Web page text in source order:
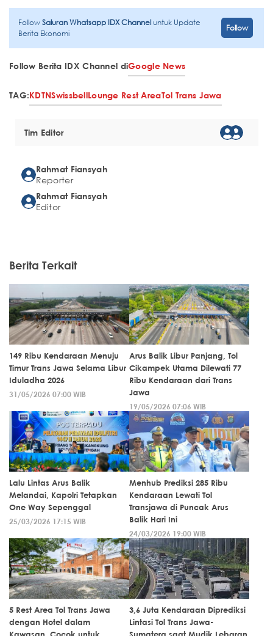
FollowSaluran Whatsapp IDX Channeluntuk Update
Berita Ekonomi
Follow
Follow Berita IDX Channel diGoogle News
TAG:KDTNSwissbellLounge Rest AreaTol Trans Jawa
Tim Editor
Rahmat Fiansyah
Reporter
Rahmat Fiansyah
Editor
Berita Terkait
149 Ribu Kendaraan Menuju
Timur Trans Jawa Selama Libur
Iduladha 2026
31/05/2026 07:00 WIB
Arus Balik Libur Panjang, Tol
Cikampek Utama Dilewati 77
Ribu Kendaraan dari Trans
Jawa
19/05/2026 07:06 WIB
Lalu Lintas Arus Balik
Melandai, Kapolri Tetapkan
One Way Sepenggal
25/03/2026 17:15 WIB
Menhub Prediksi 285 Ribu
Kendaraan Lewati Tol
Transjawa di Puncak Arus
Balik Hari Ini
24/03/2026 19:00 WIB
5 Rest Area Tol Trans Jawa
dengan Hotel dalam
Kawasan, Cocok untuk
3,6 Juta Kendaraan Diprediksi
Lintasi Tol Trans Jawa-
Sumatera saat Mudik Lebaran